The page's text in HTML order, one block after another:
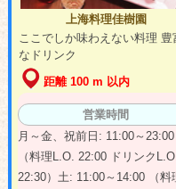
上海料理佳樹園
ここでしか味わえない料理 豊
なドリンク
距離 100 m 以内
営業時間
月～金、祝前日: 11:00～23:00
（料理L.O. 22:00 ドリンク
22:30）土: 11:00～14:00 （料